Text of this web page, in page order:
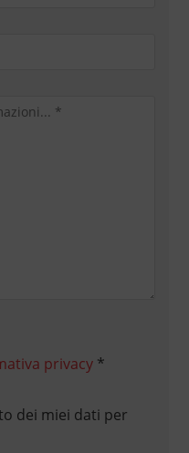
privacy*
dei miei dati per